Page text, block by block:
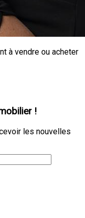
à vendre ou acheter
!
les nouvelles